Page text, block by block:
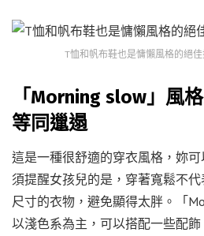
T恤和帆布鞋也是慵懶風格的絕
「Morning slow」風
等同邋遢
這是一種很舒適的穿衣風格，妳
須提醒女孩兒的是，穿著寬鬆不
尺寸的衣物，避免顯得太胖。「
以淺色系為主，可以搭配一些配